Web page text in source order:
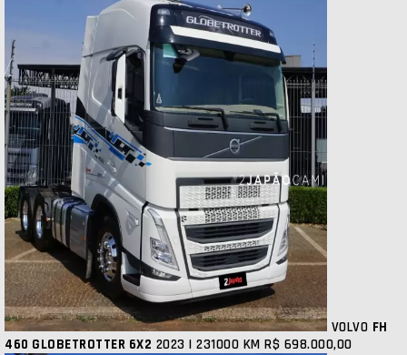
VOLVO FH
460 GLOBETROTTER 6X2 2023 | 231000 KM R$ 698.000,00